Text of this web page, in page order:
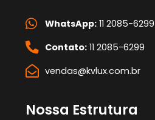
WhatsApp:11 2085-6299
Contato:11 2085-6299
vendas@kvlux.com.br
Nossa Estrutura